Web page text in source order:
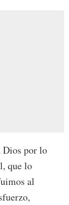
Dios por lo
que lo
al